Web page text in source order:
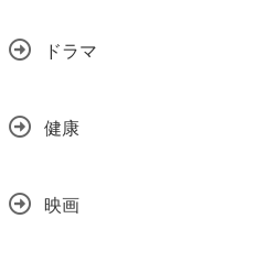
ドラマ
健康
映画